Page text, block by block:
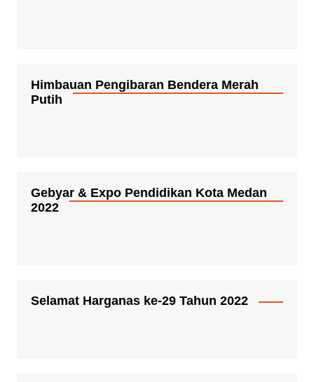
Himbauan Pengibaran Bendera Merah
Putih
Gebyar & Expo Pendidikan Kota Medan
2022
Selamat Harganas ke-29 Tahun 2022